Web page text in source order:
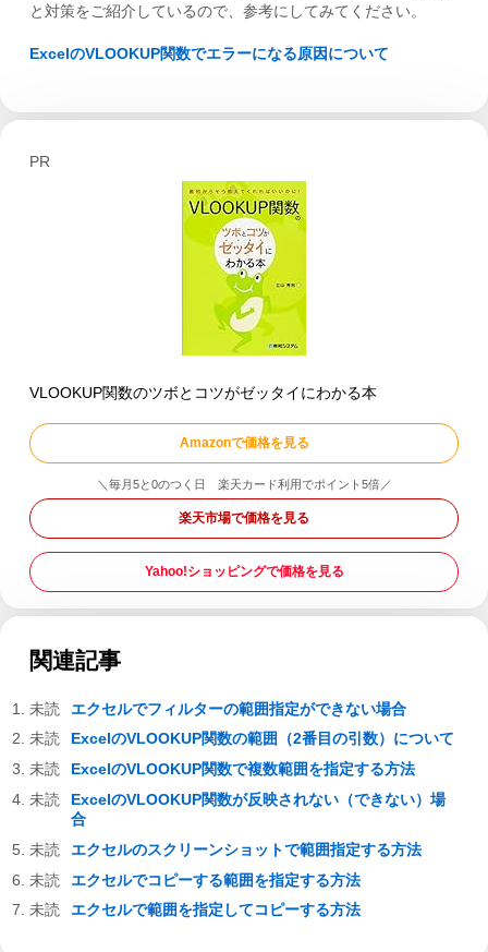
と対策をご紹介しているので、参考にしてみてください。
ExcelのVLOOKUP関数でエラーになる原因について
PR
VLOOKUP関数のツボとコツがゼッタイにわかる本
Amazonで価格を見る
＼毎月5と0のつく日 楽天カード利用でポイント5倍／
楽天市場で価格を見る
Yahoo!ショッピングで価格を見る
関連記事
エクセルでフィルターの範囲指定ができない場合
ExcelのVLOOKUP関数の範囲（2番目の引数）について
ExcelのVLOOKUP関数で複数範囲を指定する方法
ExcelのVLOOKUP関数が反映されない（できない）場
合
エクセルのスクリーンショットで範囲指定する方法
エクセルでコピーする範囲を指定する方法
エクセルで範囲を指定してコピーする方法